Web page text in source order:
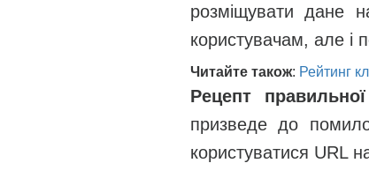
розміщувати дане
користувачам, але і
Читайте також: Рейтинг
Рецепт
призведе до
користуватися URL